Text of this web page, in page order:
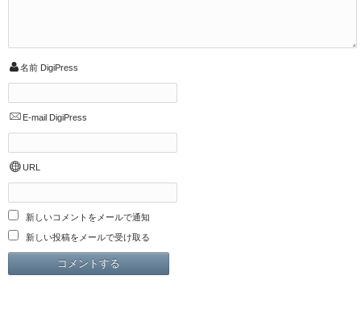
名前 DigiPress
E-mail DigiPress
URL
新しいコメントをメールで通知
新しい投稿をメールで受け取る